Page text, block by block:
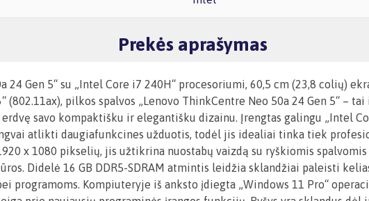
Prekės aprašymas
24 Gen 5“ su „Intel Core i7 240H“ procesoriumi, 60,5 cm (23,8 colių)
(802.11ax), pilkos spalvos „Lenovo ThinkCentre Neo 50a 24 Gen 5“ –
savo kompaktišku ir elegantišku dizainu. Įrengtas galingu „Intel
atlikti daugiafunkcines užduotis, todėl jis idealiai tinka tiek
x 1080 pikselių, jis užtikrina nuostabų vaizdą su ryškiomis
Didelė 16 GB DDR5-SDRAM atmintis leidžia sklandžiai paleisti
programoms. Kompiuteryje iš anksto įdiegta „Windows 11 Pro“